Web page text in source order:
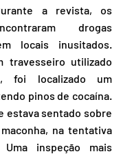
a revista, os
drogas
locais inusitados.
travesseiro utilizado
foi localizado um
pinos de cocaína.
estava sentado sobre
na tentativa
inspeção mais